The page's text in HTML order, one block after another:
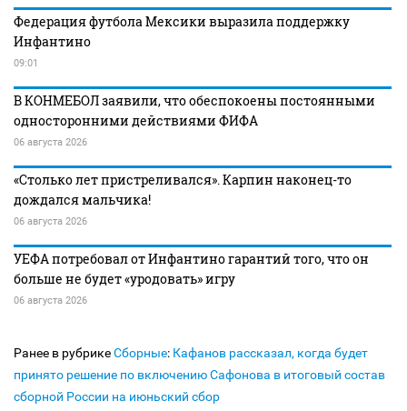
Федерация футбола Мексики выразила поддержку
Инфантино
09:01
В КОНМЕБОЛ заявили, что обеспокоены постоянными
односторонними действиями ФИФА
06 августа 2026
«Столько лет пристреливался». Карпин наконец-то
дождался мальчика!
06 августа 2026
УЕФА потребовал от Инфантино гарантий того, что он
больше не будет «уродовать» игру
06 августа 2026
Ранее в рубрикеСборные: Кафанов рассказал, когда будет
принято решение по включению Сафонова в итоговый состав
сборной России на июньский сбор